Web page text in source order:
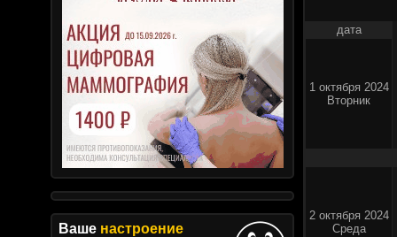
Ваше настроение
дата
1 октября 2024
Вторник
2 октября 2024
Среда